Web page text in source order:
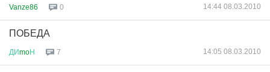
Vanze86 0 14:44 08.03.2010
ПОБЕДА
ДИmoН 7 14:05 08.03.2010